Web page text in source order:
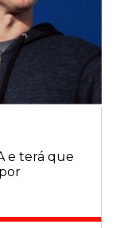
e terá que